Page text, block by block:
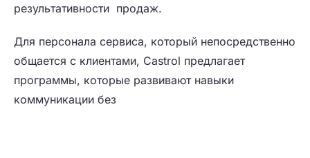
результативности продаж.
Для персонала сервиса, который непосредственно
общается с клиентами, Castrol предлагает
программы, которые развивают навыки
коммуникации без